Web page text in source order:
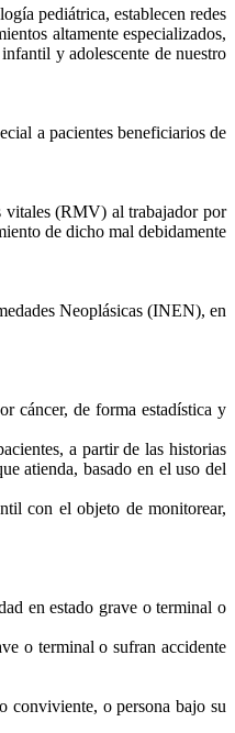
pediátrica, establecen redes
altamente especializados,
y adolescente de nuestro
a pacientes beneficiarios de
vitales (RMV) al trabajador por
de dicho mal debidamente
Neoplásicas (INEN), en
cáncer, de forma estadística y
a partir de las historias
atienda, basado en el uso del
con el objeto de monitorear,
en estado grave o terminal o
o terminal o sufran accidente
conviviente, o persona bajo su